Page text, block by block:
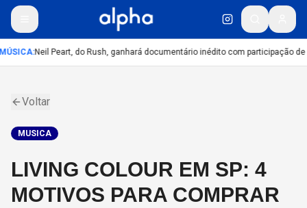
:Neil Peart, do Rush, ganhará documentário inédito com participação de
Voltar
MUSICA
LIVING COLOUR EM SP: 4
MOTIVOS PARA COMPRAR